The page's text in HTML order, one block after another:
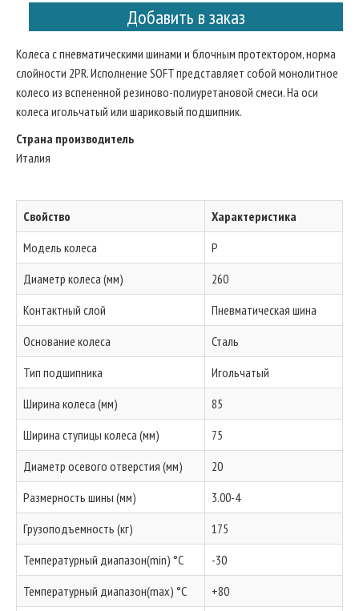
Добавить в заказ
Колеса с пневматическими шинами и блочным протектором, норма
слойности 2PR. Исполнение SOFT представляет собой монолитное
колесо из вспененной резиново-полиуретановой смеси. На оси
колеса игольчатый или шариковый подшипник.
Страна производитель
Италия
Свойство
Характеристика
Модель колеса
P
Диаметр колеса (мм)
260
Контактный слой
Пневматическая шина
Основание колеса
Сталь
Тип подшипника
Игольчатый
Ширина колеса (мм)
85
Ширина ступицы колеса (мм)
75
Диаметр осевого отверстия (мм)
20
Размерность шины (мм)
3.00-4
Грузоподъемность (кг)
175
Температурный диапазон(min) °C
-30
Температурный диапазон(max) °C
+80